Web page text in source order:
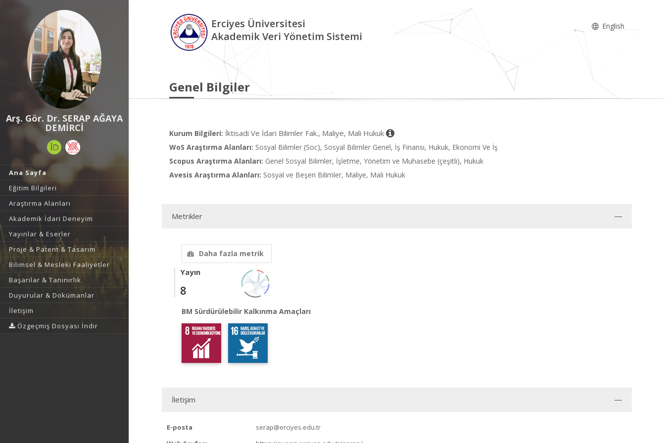
Arş. Gör. Dr. SERAP AĞAYA
DEMİRCİ
Ana Sayfa
Eğitim Bilgileri
Araştırma Alanları
Akademik İdari Deneyim
Yayınlar & Eserler
Proje & Patent & Tasarım
Bilimsel & Mesleki Faaliyetler
Başarılar & Tanınırlık
Duyurular & Dokümanlar
İletişim
Özgeçmiş Dosyası İndir
Erciyes Üniversitesi
Akademik Veri Yönetim Sistemi
English
Genel Bilgiler
Kurum Bilgileri: İktisadi Ve İdari Bilimler Fak., Maliye, Mali Hukuk
WoS Araştırma Alanları: Sosyal Bilimler (Soc), Sosyal Bilimler Genel, İş Finansı, Hukuk, Ekonomi Ve İş
Scopus Araştırma Alanları: Genel Sosyal Bilimler, İşletme, Yönetim ve Muhasebe (çeşitli), Hukuk
Avesis Araştırma Alanları: Sosyal ve Beşeri Bilimler, Maliye, Mali Hukuk
Metrikler
Daha fazla metrik
Yayın
8
BM Sürdürülebilir Kalkınma Amaçları
İletişim
E-posta
serap@erciyes.edu.tr